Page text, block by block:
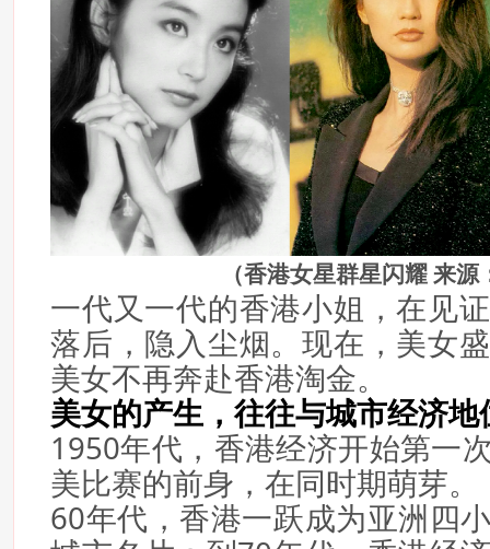
（香港女星群星闪耀 来
一代又一代的香港小姐，在见
落后，隐入尘烟。现在，美女
美女不再奔赴香港淘金。
美女的产生，往往与城市经济
1950年代，香港经济开始第一
美比赛的前身，在同时期萌芽。
60年代，香港一跃成为亚洲四